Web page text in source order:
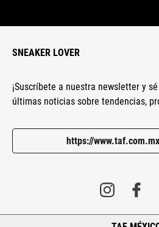
SNEAKER LOVER
¡Suscríbete a nuestra newsletter y
últimas noticias sobre tendencias,
https://